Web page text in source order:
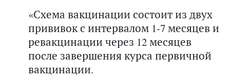
«Схема вакцинации состоит из двух
прививок с интервалом 1-7 месяцев и
ревакцинации через 12 месяцев
после завершения курса первичной
вакцинации.